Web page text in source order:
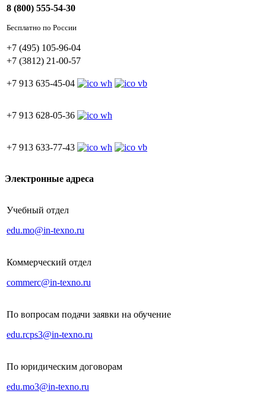
8 (800) 555-54-30
Бесплатно по России
+7 (495) 105-96-04
+7 (3812) 21-00-57
+7 913 635-45-04
+7 913 628-05-36
+7 913 633-77-43
Электронные адреса
Учебный отдел
edu.mo@in-texno.ru
Коммерческий отдел
commerc@in-texno.ru
По вопросам подачи заявки на обучение
edu.rcps3@in-texno.ru
По юридическим договорам
edu.mo3@in-texno.ru